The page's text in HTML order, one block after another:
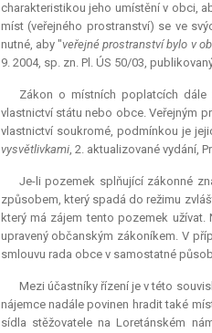
charakteristikou jeho umístění v obci,
míst (veřejného prostranství) se ve
nutné, aby "veřejné prostranství bylo v
9. 2004, sp. zn. Pl. ÚS 50/03,
Zákon o místních poplatcích dále
vlastnictví státu nebo obce. Veřejným
vlastnictví soukromé, podmínkou je
vysvětlivkami, 2. aktualizované vydání,
Je-li pozemek splňující zákonné
způsobem, který spadá do režimu
který má zájem tento pozemek
upravený občanským zákoníkem. V
smlouvu rada obce v samostatné
Mezi účastníky řízení je v této
nájemce nadále povinen hradit také
sídla stěžovatele na Loretánském